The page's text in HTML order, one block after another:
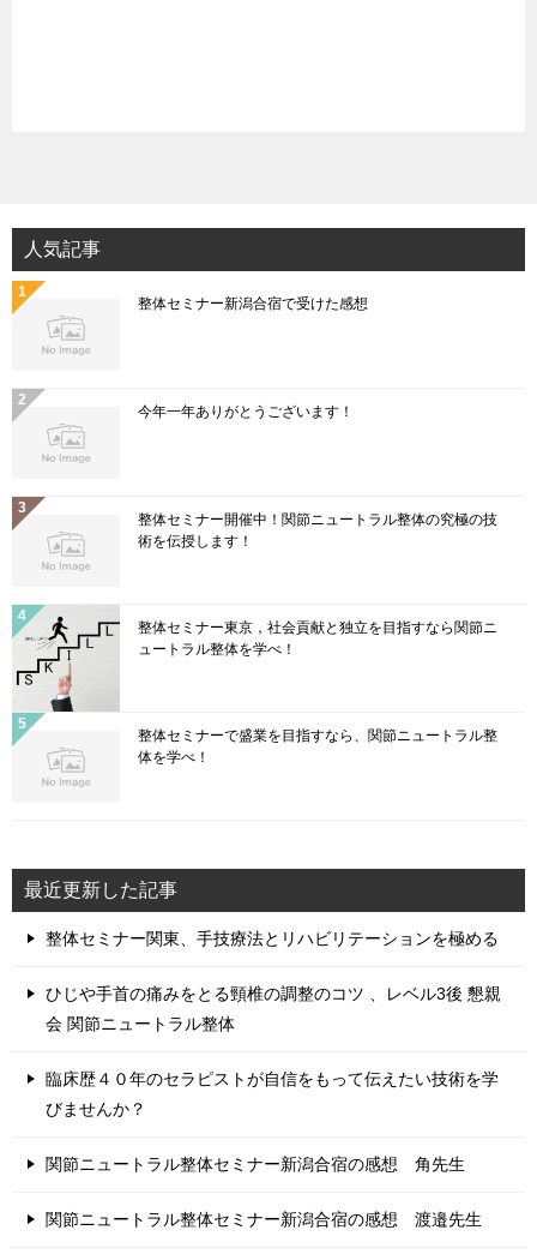
人気記事
整体セミナー新潟合宿で受けた感想
今年一年ありがとうございます！
整体セミナー開催中！関節ニュートラル整体の究極の技
術を伝授します！
整体セミナー東京，社会貢献と独立を目指すなら関節ニ
ュートラル整体を学べ！
整体セミナーで盛業を目指すなら、関節ニュートラル整
体を学べ！
最近更新した記事
整体セミナー関東、手技療法とリハビリテーションを極める
ひじや手首の痛みをとる頸椎の調整のコツ 、レベル3後 懇親
会 関節ニュートラル整体
臨床歴４０年のセラピストが自信をもって伝えたい技術を学
びませんか？
関節ニュートラル整体セミナー新潟合宿の感想 角先生
関節ニュートラル整体セミナー新潟合宿の感想 渡邉先生